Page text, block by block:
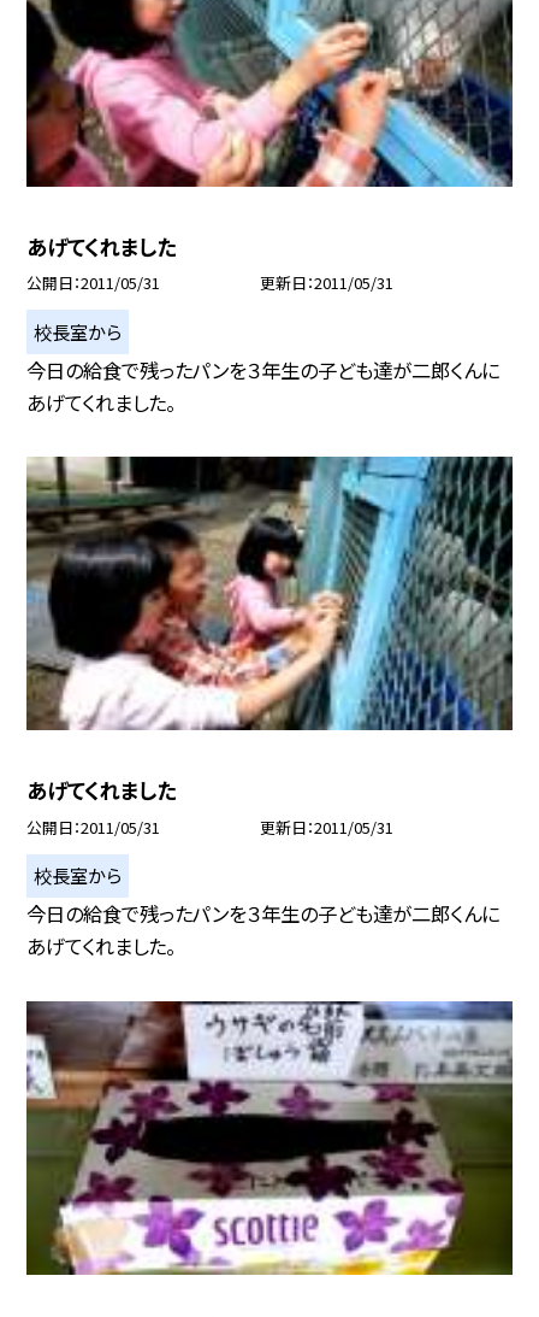
あげてくれました
公開日 2011/05/31 更新日 2011/05/31
校長室から
今日の給食で残ったパンを３年生の子ども達が二郎くんに
あげてくれました。
あげてくれました
公開日 2011/05/31 更新日 2011/05/31
校長室から
今日の給食で残ったパンを３年生の子ども達が二郎くんに
あげてくれました。